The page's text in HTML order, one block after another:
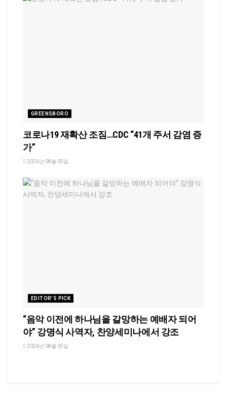
GREENSBORO
코로나19 재확산 조짐…CDC “41개 주서 감염 증
가”
2026년 08월 05일
EDITOR'S PICK
“음악 이전에 하나님을 갈망하는 예배자 되어
야” 강명식 사역자, 찬양세미나에서 강조
2026년 08월 05일